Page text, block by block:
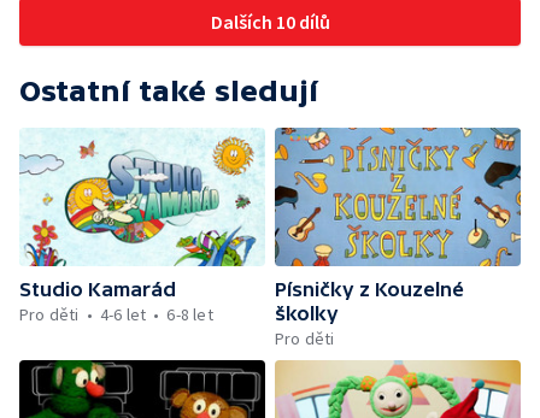
Dalších 10 dílů
Ostatní také sledují
Studio Kamarád
Pro děti
4-6 let 6-8 let
Písničky z Kouzelné
školky
Pro děti